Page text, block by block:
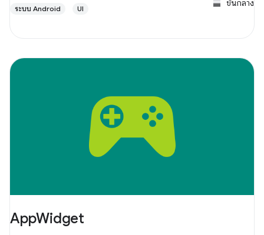
ระบบ Android UI
ขั้นกลาง
AppWidget